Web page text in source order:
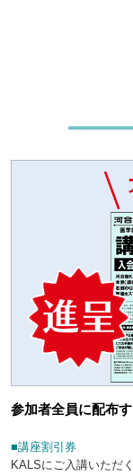
参加者全員に配布
■講座割引券
KALSにご入講いただ